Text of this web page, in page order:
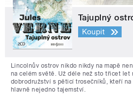
Tajuplný
Koupit
Lincolnův ostrov nikdo nikdy na mapě
na celém světě. Už déle než sto třicet let
dobrodružství s pěticí trosečníků, kteří
hlavně nejedno tajemství.